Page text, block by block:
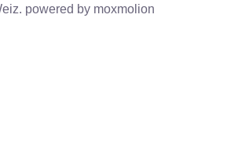
powered by moxmolion